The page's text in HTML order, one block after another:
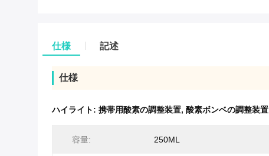
仕様 記述
仕様
ハイライト: 携帯用酸素の調整装置, 酸素ボンベの調整装置
容量: 250ML